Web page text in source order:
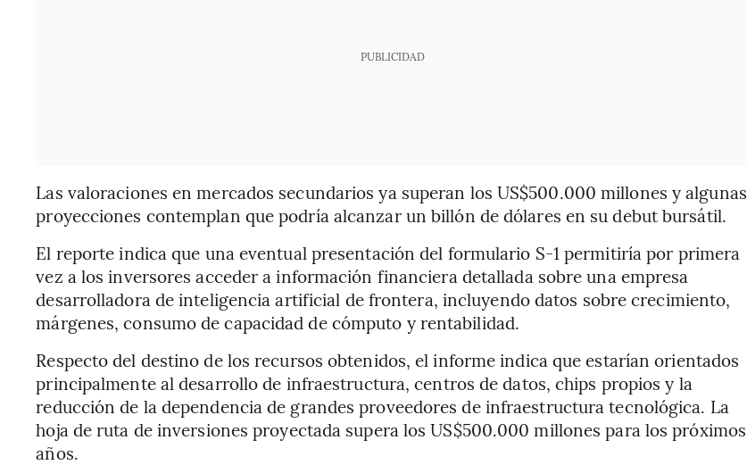
PUBLICIDAD
Las valoraciones en mercados secundarios ya superan los US$500.000 millones y algunas
proyecciones contemplan que podría alcanzar un billón de dólares en su debut bursátil.
El reporte indica que una eventual presentación del formulario S-1 permitiría por primera
vez a los inversores acceder a información financiera detallada sobre una empresa
desarrolladora de inteligencia artificial de frontera, incluyendo datos sobre crecimiento,
márgenes, consumo de capacidad de cómputo y rentabilidad.
Respecto del destino de los recursos obtenidos, el informe indica que estarían orientados
principalmente al desarrollo de infraestructura, centros de datos, chips propios y la
reducción de la dependencia de grandes proveedores de infraestructura tecnológica. La
hoja de ruta de inversiones proyectada supera los US$500.000 millones para los próximos
años.